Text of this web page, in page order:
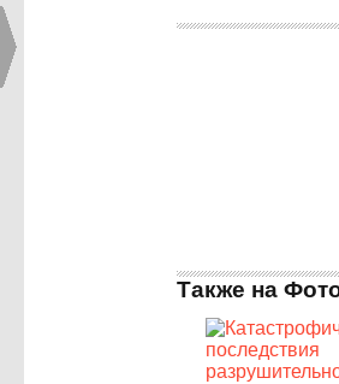
Также на